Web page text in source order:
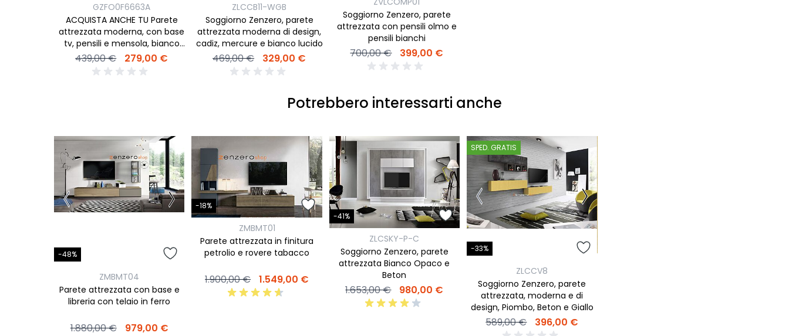
GZFO0F6663A
ACQUISTA ANCHE TU Parete
attrezzata moderna, con base
tv, pensili e mensola, bianco
artik e rovere canadian
439,00 € 279,00 €
ZLCCB11-WGB
Soggiorno Zenzero, parete
attrezzata moderna di design,
cadiz, mercure e bianco lucido
469,00 € 329,00 €
Soggiorno Zenzero, parete
attrezzata con pensili olmo e
pensili bianchi
700,00 € 399,00 €
Potrebbero interessarti anche
-48%
ZMBMT04
Parete attrezzata con base e
libreria con telaio in ferro
1.880,00 € 979,00 €
-18%
ZMBMT01
Parete attrezzata in finitura
petrolio e rovere tabacco
1.900,00 € 1.549,00 €
-41%
ZLCSKY-P-C
Soggiorno Zenzero, parete
attrezzata Bianco Opaco e
Beton
1.653,00 € 980,00 €
SPED. GRATIS
-33%
ZLCCV8
Soggiorno Zenzero, parete
attrezzata, moderna e di
design, Piombo, Beton e Giallo
589,00 € 396,00 €